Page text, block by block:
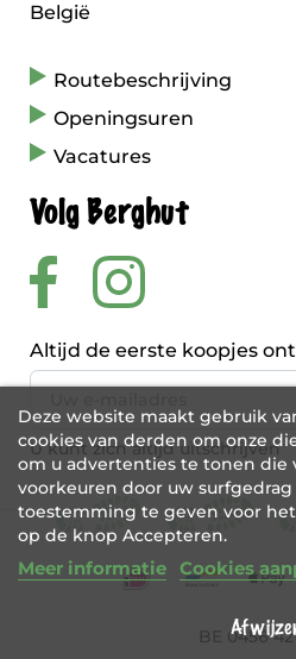
België
Routebeschrijving
Openingsuren
Vacatures
Volg Berghut
Altijd de eerste koopjes
U kunt zich altijd uitschrijven
Deze website maakt gebruik
cookies van derden om onze
om u advertenties te tonen
voorkeuren door uw
toestemming te geven voor
op de knop Accepteren.
Meer informatie Cookies
BE 0456